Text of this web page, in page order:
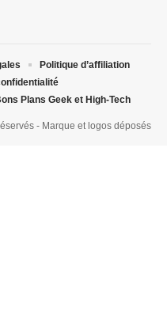
- Marque et logos déposés
Politique d’affiliation
Plans Geek et High-Tech